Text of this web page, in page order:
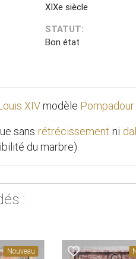
XIXe siècle
STATUT:
Bon état
XIVmodèle Pompadour
sans rétrécissement ni
du marbre).
:
favorite_border
Nouveau